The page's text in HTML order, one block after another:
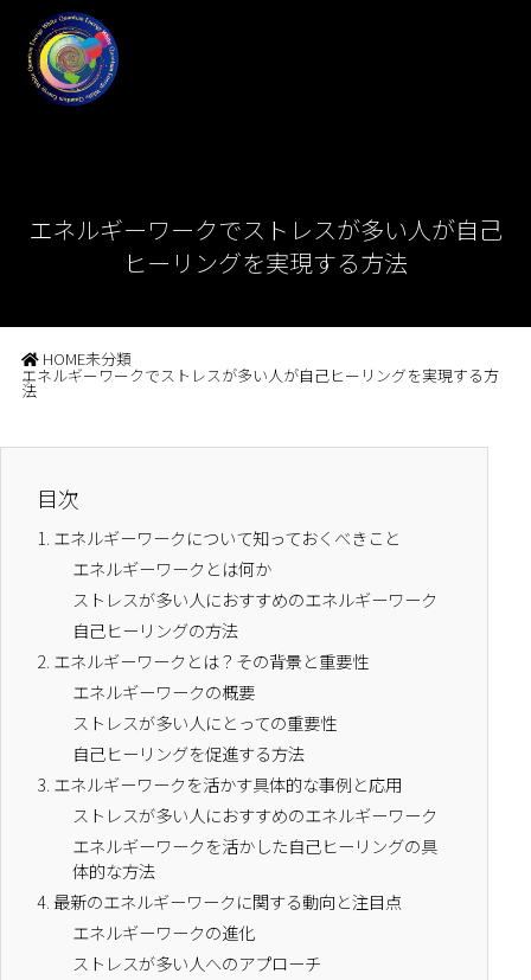
エネルギーワークでストレスが多い人が自己
ヒーリングを実現する方法
HOME未分類
エネルギーワークでストレスが多い人が自己ヒーリングを実現する方
法
目次
1. エネルギーワークについて知っておくべきこと
エネルギーワークとは何か
ストレスが多い人におすすめのエネルギーワーク
自己ヒーリングの方法
2. エネルギーワークとは？その背景と重要性
エネルギーワークの概要
ストレスが多い人にとっての重要性
自己ヒーリングを促進する方法
3. エネルギーワークを活かす具体的な事例と応用
ストレスが多い人におすすめのエネルギーワーク
エネルギーワークを活かした自己ヒーリングの具
体的な方法
4.最新のエネルギーワークに関する動向と注目点
エネルギーワークの進化
ストレスが多い人へのアプローチ